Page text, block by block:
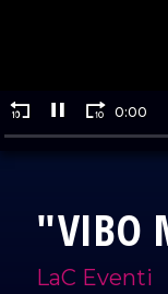
"VIBO
LaC Eventi